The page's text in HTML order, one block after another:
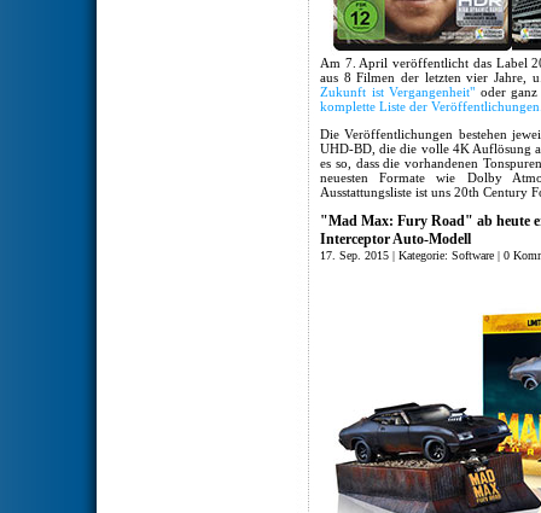
Am 7. April veröffentlicht das Label
aus 8 Filmen der letzten vier Jahre,
Zukunft ist Vergangenheit" oder
komplette Liste der
Die Veröffentlichungen bestehen
UHD-BD, die die volle 4K Auflösung
es so, dass die vorhandenen
neuesten Formate wie Dolby
Ausstattungsliste ist uns 20th Century
"Mad Max: Fury Road" ab heute
Interceptor Auto-Modell
17. Sep. 2015 | Kategorie: Software | 0